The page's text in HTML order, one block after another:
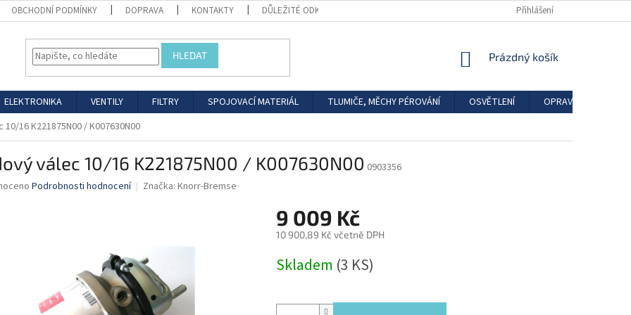
OBCHODNÍ PODMÍNKY DOPRAVA KONTAKTY DŮLEŽITÉ ODKAZY Přihlášení
HLEDAT
NÁKUPNÍ
Prázdný košík
ELEKTRONIKA VENTILY FILTRY SPOJOVACÍ MATERIÁL TLUMIČE, MĚCHY PÉROVÁNÍ OSVĚTLENÍ
OPRAVÁRENSKÉ
16 K221875N00 / K007630N00
válec 10/16 K221875N00 / K007630N00 0903356
Podrobnosti hodnocení Značka: Knorr-Bremse
9 009 Kč
10 900,89 Kč včetně DPH
cena:
Skladem (3 KS)